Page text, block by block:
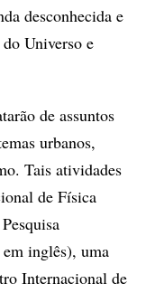
desconhecida e
Universo e
de assuntos
urbanos,
Tais atividades
de Física
inglês), uma
Internacional de